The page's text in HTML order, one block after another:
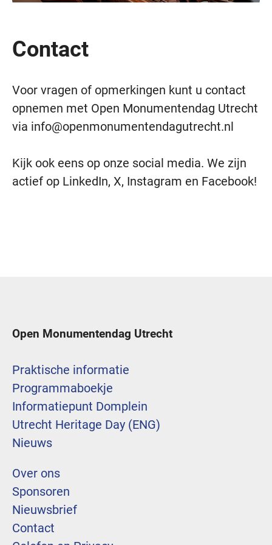
Contact
Voor vragen of opmerkingen kunt u contact
opnemen met Open Monumentendag Utrecht
via info@openmonumentendagutrecht.nl
Kijk ook eens op onze social media. We zijn
actief op LinkedIn, X, Instagram en Facebook!
Open Monumentendag Utrecht
Praktische informatie
Programmaboekje
Informatiepunt Domplein
Utrecht Heritage Day (ENG)
Nieuws
Over ons
Sponsoren
Nieuwsbrief
Contact